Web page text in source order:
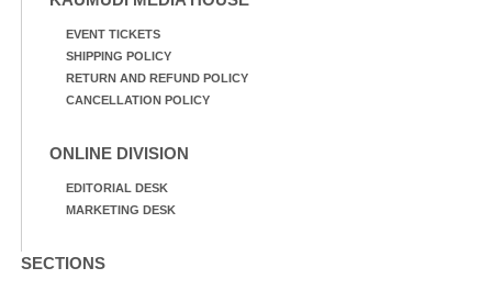
EVENT TICKETS
SHIPPING POLICY
RETURN AND REFUND POLICY
CANCELLATION POLICY
ONLINE DIVISION
EDITORIAL DESK
MARKETING DESK
SECTIONS